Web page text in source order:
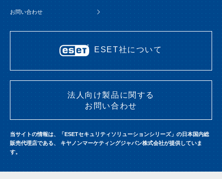
お問い合わせ
ESET社について
法人向け製品に関する
お問い合わせ
当サイトの情報は、「ESETセキュリティソリューションシリーズ」の日本国内総
販売代理店である、 キヤノンマーケティングジャパン株式会社が提供していま
す。